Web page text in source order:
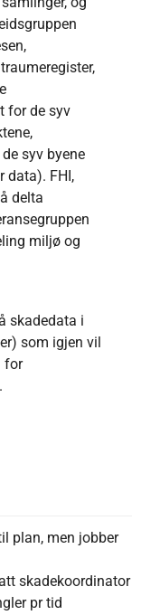
for de syv
syv byene
data). FHI,
delta
miljø og
skadedata i
som igjen vil
for
plan, men jobber
skadekoordinator
pr tid